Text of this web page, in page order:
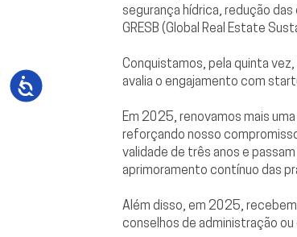
segurança hídrica, redução
GRESB (Global Real Estate
Conquistamos, pela quinta
avalia o engajamento com
Em 2025, renovamos mais
reforçando nosso
validade de três anos e
aprimoramento contínuo das
Além disso, em 2025,
conselhos de administração